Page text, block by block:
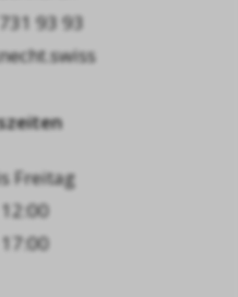
93 93
Freitag